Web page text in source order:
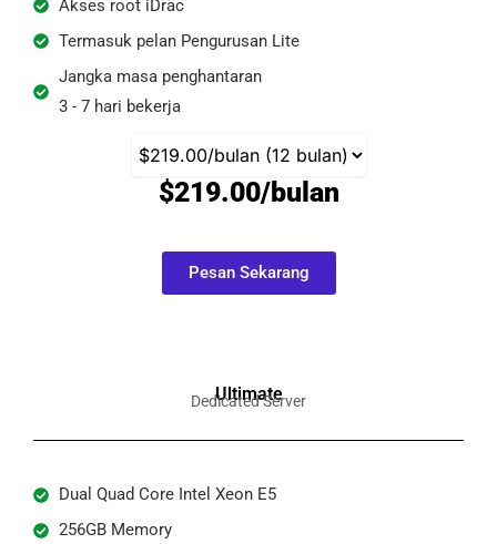
Akses root iDrac
Termasuk pelan Pengurusan Lite
Jangka masa penghantaran
3 - 7 hari bekerja
$219.00/bulan
Pesan Sekarang
Ultimate
Dedicated Server
Dual Quad Core Intel Xeon E5
256GB Memory